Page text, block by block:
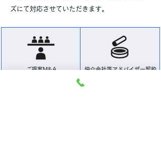
ズにて対応させていただきます。
ご提案M&A 仲介会社等アドバイザー契約